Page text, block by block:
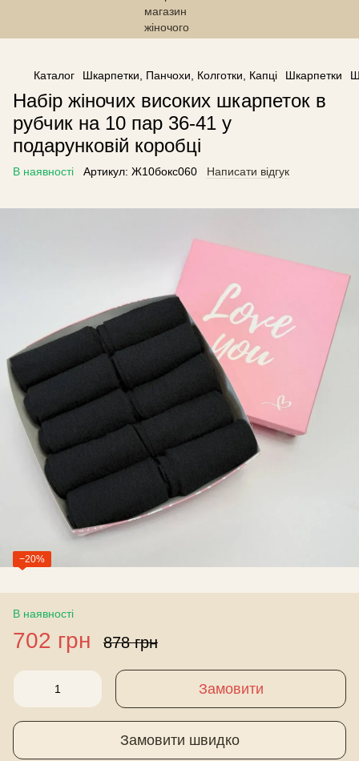
------------------------------------------------
Каталог Шкарпетки, Панчохи, Колготки, Капці Шкарпетки
Набір жіночих високих шкарпеток в
рубчик на 10 пар 36-41 у
подарунковій коробці
В наявності Артикул: Ж10бокс060 Написати відгук
−20%
В наявності
702 грн 878 грн
Замовити
Замовити швидко